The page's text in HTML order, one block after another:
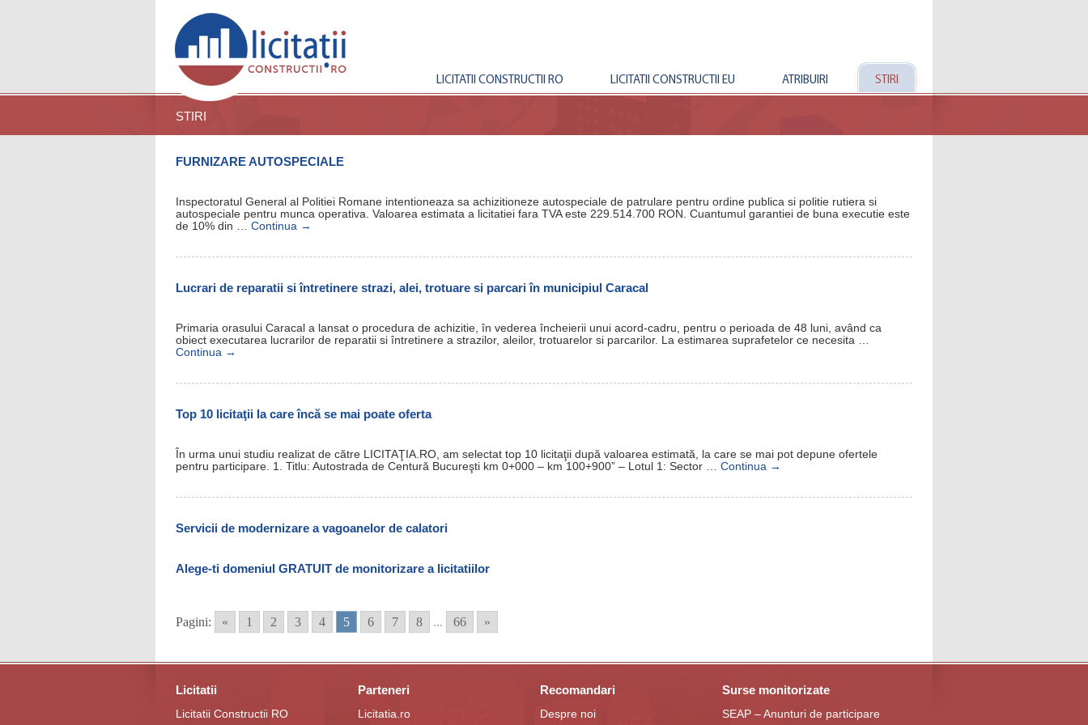
LICITATII CONSTRUCTII RO LICITATII CONSTRUCTII EU ATRIBUIRI STIRI
STIRI
FURNIZARE AUTOSPECIALE
Inspectoratul General al Politiei Romane intentioneaza sa achizitioneze autospeciale de patrulare pentru ordine publica si politie rutiera si
autospeciale pentru munca operativa. Valoarea estimata a licitatiei fara TVA este 229.514.700 RON. Cuantumul garantiei de buna executie este
de 10% din … Continua →
Lucrari de reparatii si întretinere strazi, alei, trotuare si parcari în municipiul Caracal
Primaria orasului Caracal a lansat o procedura de achizitie, în vederea încheierii unui acord-cadru, pentru o perioada de 48 luni, având ca
obiect executarea lucrarilor de reparatii si întretinere a strazilor, aleilor, trotuarelor si parcarilor. La estimarea suprafetelor ce necesita …
Continua →
Top 10 licitaţii la care încă se mai poate oferta
În urma unui studiu realizat de către LICITAŢIA.RO, am selectat top 10 licitaţii după valoarea estimată, la care se mai pot depune ofertele
pentru participare. 1. Titlu: Autostrada de Centură Bucureşti km 0+000 – km 100+900” – Lotul 1: Sector … Continua →
Servicii de modernizare a vagoanelor de calatori
Alege-ti domeniul GRATUIT de monitorizare a licitatiilor
Pagini: « 1 2 3 4 5 6 7 8 ... 66 »
Licitatii
Licitatii Constructii RO
Parteneri
Licitatia.ro
Recomandari
Despre noi
Surse monitorizate
SEAP – Anunturi de participare